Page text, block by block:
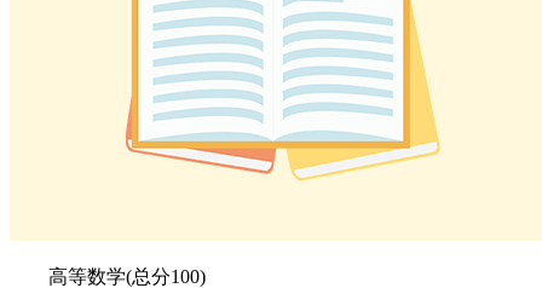
高等数学(总分100)